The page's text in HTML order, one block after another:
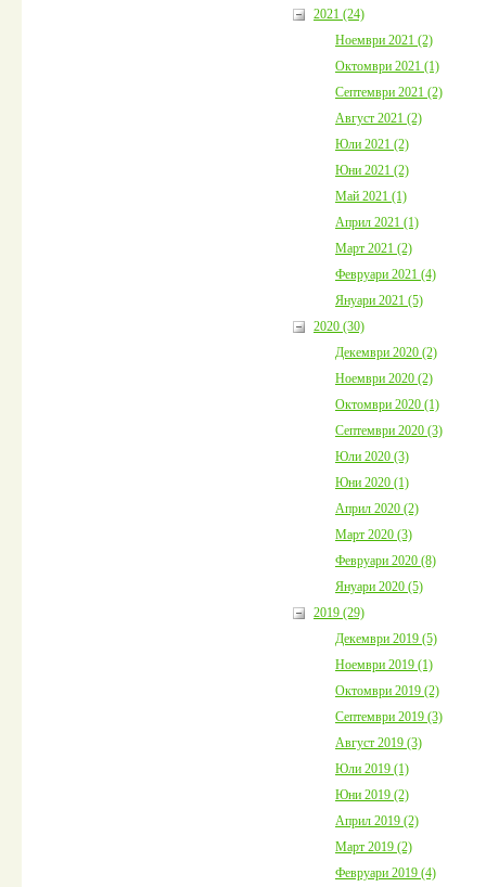
2021 (24)
Ноември 2021 (2)
Октомври 2021 (1)
Септември 2021 (2)
Август 2021 (2)
Юли 2021 (2)
Юни 2021 (2)
Май 2021 (1)
Април 2021 (1)
Март 2021 (2)
Февруари 2021 (4)
Януари 2021 (5)
2020 (30)
Декември 2020 (2)
Ноември 2020 (2)
Октомври 2020 (1)
Септември 2020 (3)
Юли 2020 (3)
Юни 2020 (1)
Април 2020 (2)
Март 2020 (3)
Февруари 2020 (8)
Януари 2020 (5)
2019 (29)
Декември 2019 (5)
Ноември 2019 (1)
Октомври 2019 (2)
Септември 2019 (3)
Август 2019 (3)
Юли 2019 (1)
Юни 2019 (2)
Април 2019 (2)
Март 2019 (2)
Февруари 2019 (4)